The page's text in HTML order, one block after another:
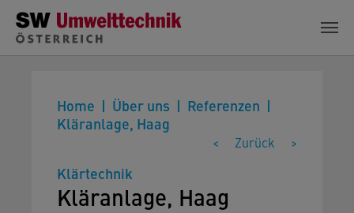
Zum Hauptinhalt springen
Home Über uns
Referenzen
Kläranlage, Haag
< Zurück >
Klärtechnik
Kläranlage, Haag